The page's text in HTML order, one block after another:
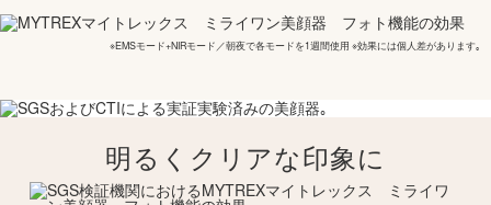
※EMSモード+NIRモード／朝夜で各モードを1週間使用 ※効果には個人差があります｡
明るくクリアな印象に